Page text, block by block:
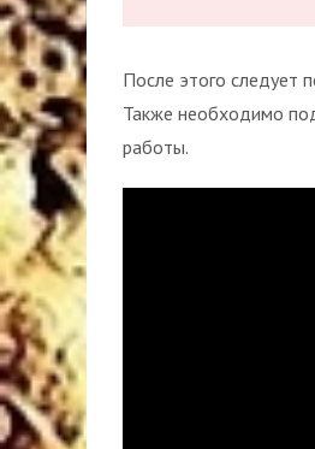
После этого следует
Также необходимо
работы.